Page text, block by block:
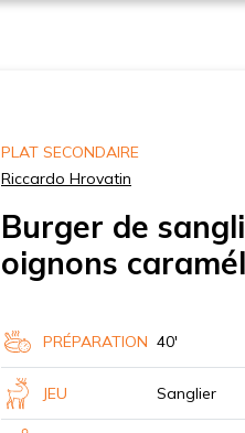
PLAT SECONDAIRE
Riccardo Hrovatin
Burger de
oignons
PRÉPARATION 40'
JEU Sanglier